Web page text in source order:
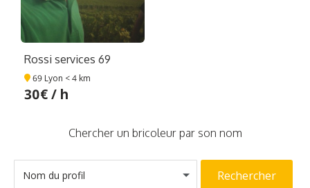
Rossi services 69
69 Lyon < 4 km
30€ / h
Chercher un bricoleur par son nom
Nom du profil Rechercher